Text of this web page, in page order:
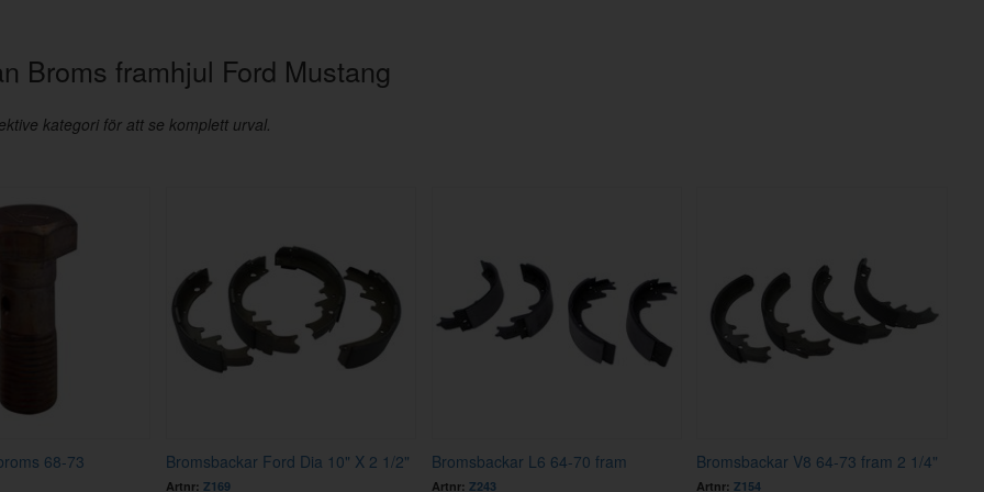
Broms framhjul Ford Mustang
kategori för att se komplett urval.
68-73 Bromsbackar Ford Dia 10" X 2 1/2"
Artnr: Z169
Bromsbackar L6 64-70 fram
Artnr: Z243
Bromsbackar V8 64-73 fram 2 1/4"
Artnr:Z154